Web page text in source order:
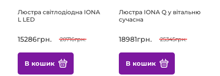
Люстра світлодіодна IONA
L LED
15286грн. 20716грн.
В кошик
Люстра IONA Q у вітальню
сучасна
18981грн. 25345грн.
В кошик